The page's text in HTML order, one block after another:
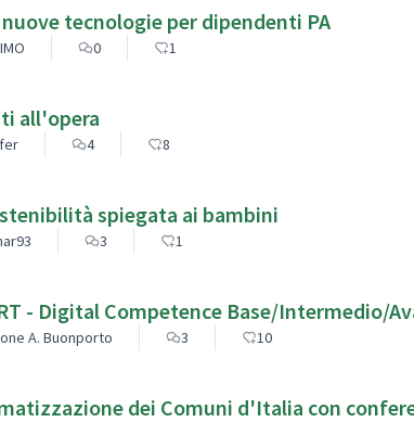
tecnologie per dipendenti PA
0 1
all'opera
4 8
spiegata ai bambini
3 1
- Digital Competence Base/Intermedio/
A. Buonporto 3 10
dei Comuni d'Italia con